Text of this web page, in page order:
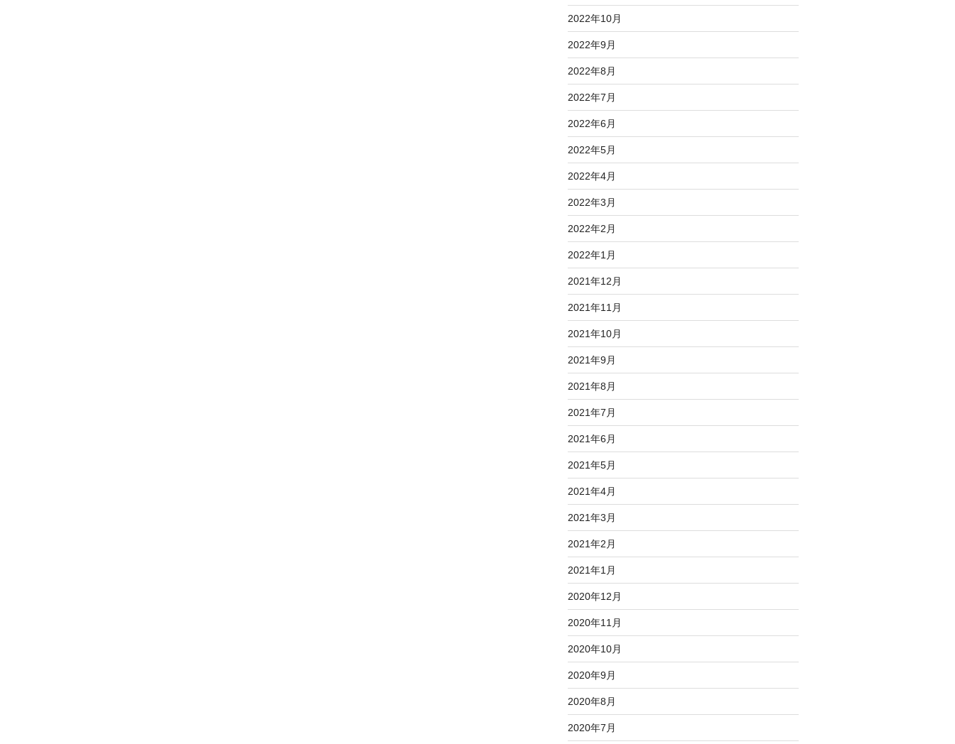
2022年10月
2022年9月
2022年8月
2022年7月
2022年6月
2022年5月
2022年4月
2022年3月
2022年2月
2022年1月
2021年12月
2021年11月
2021年10月
2021年9月
2021年8月
2021年7月
2021年6月
2021年5月
2021年4月
2021年3月
2021年2月
2021年1月
2020年12月
2020年11月
2020年10月
2020年9月
2020年8月
2020年7月